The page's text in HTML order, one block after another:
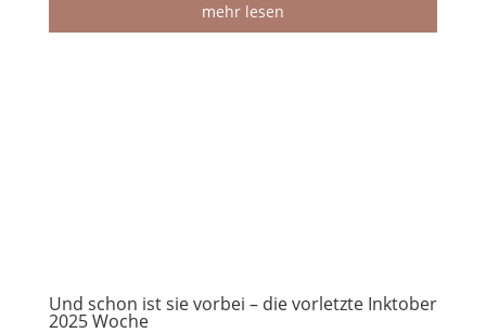
mehr lesen
Und schon ist sie vorbei – die vorletzte Inktober
2025 Woche